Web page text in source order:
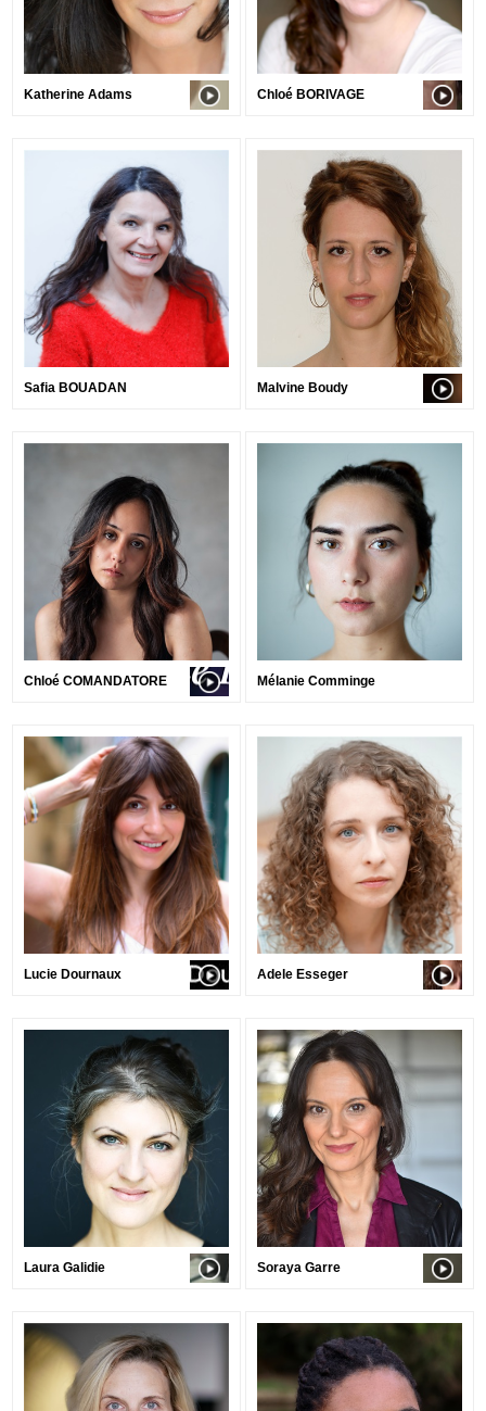
Katherine Adams Chloé BORIVAGE
Safia BOUADAN Malvine Boudy
Chloé COMANDATORE Mélanie Comminge
Lucie Dournaux Adele Esseger
Laura Galidie Soraya Garre